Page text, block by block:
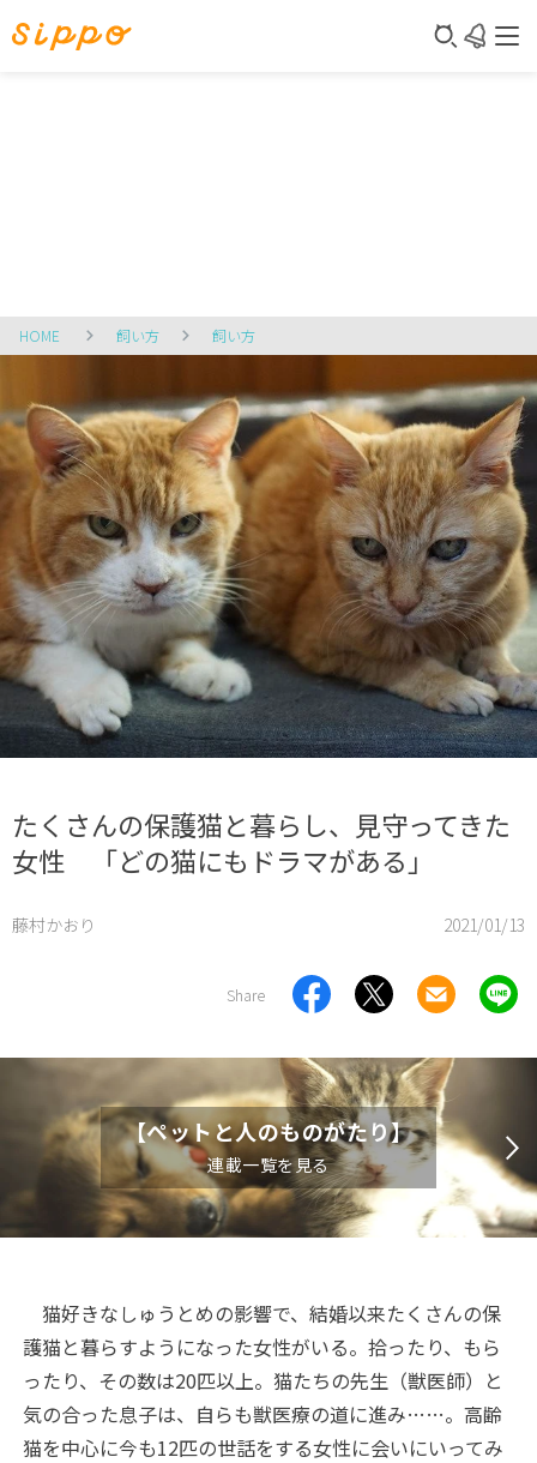
HOME 飼い方 飼い方
たくさんの保護猫と暮らし、見守ってきた
女性 「どの猫にもドラマがある」
藤村かおり 2021/01/13
Share
【ペットと人のものがたり】
連載一覧を見る
猫好きなしゅうとめの影響で、結婚以来たくさんの保
護猫と暮らすようになった女性がいる。拾ったり、もら
ったり、その数は20匹以上。猫たちの先生（獣医師）と
気の合った息子は、自らも獣医療の道に進み……。高齢
猫を中心に今も12匹の世話をする女性に会いにいってみ